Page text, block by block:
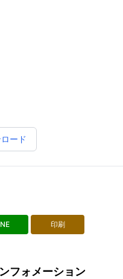
ード
印刷
フォメーション